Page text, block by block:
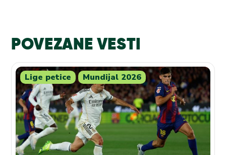
POVEZANE VESTI
Lige petice Mundijal 2026